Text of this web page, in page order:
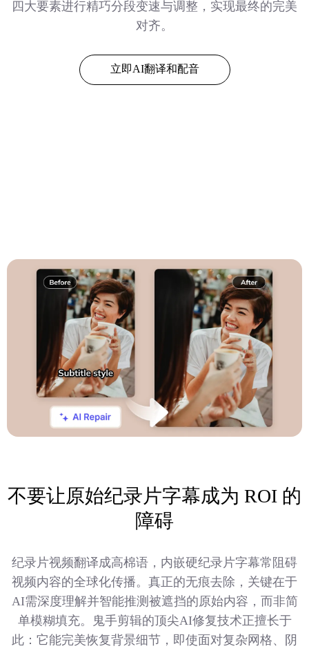
四大要素进行精巧分段变速与调整，实现最终的完美
对齐。
立即AI翻译和配音
不要让原始纪录片字幕成为 ROI 的
障碍
纪录片视频翻译成高棉语，内嵌硬纪录片字幕常阻碍
视频内容的全球化传播。真正的无痕去除，关键在于
AI需深度理解并智能推测被遮挡的原始内容，而非简
单模糊填充。鬼手剪辑的顶尖AI修复技术正擅长于
此：它能完美恢复背景细节，即使面对复杂网格、阴